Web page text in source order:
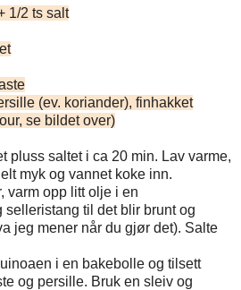
1/2 ts salt
(ev. koriander), finhakket
se bildet over)
pluss saltet i ca 20 min. Lav varme,
myk og vannet koke inn.
varm opp litt olje i en
til det blir brunt og
jeg mener når du gjør det). Salte
i en bakebolle og tilsett
og persille. Bruk en sleiv og